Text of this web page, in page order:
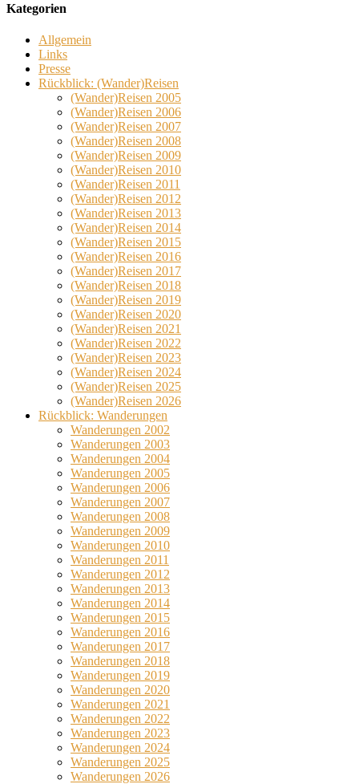
Kategorien
Allgemein
Links
Presse
Rückblick: (Wander)Reisen
(Wander)Reisen 2005
(Wander)Reisen 2006
(Wander)Reisen 2007
(Wander)Reisen 2008
(Wander)Reisen 2009
(Wander)Reisen 2010
(Wander)Reisen 2011
(Wander)Reisen 2012
(Wander)Reisen 2013
(Wander)Reisen 2014
(Wander)Reisen 2015
(Wander)Reisen 2016
(Wander)Reisen 2017
(Wander)Reisen 2018
(Wander)Reisen 2019
(Wander)Reisen 2020
(Wander)Reisen 2021
(Wander)Reisen 2022
(Wander)Reisen 2023
(Wander)Reisen 2024
(Wander)Reisen 2025
(Wander)Reisen 2026
Rückblick: Wanderungen
Wanderungen 2002
Wanderungen 2003
Wanderungen 2004
Wanderungen 2005
Wanderungen 2006
Wanderungen 2007
Wanderungen 2008
Wanderungen 2009
Wanderungen 2010
Wanderungen 2011
Wanderungen 2012
Wanderungen 2013
Wanderungen 2014
Wanderungen 2015
Wanderungen 2016
Wanderungen 2017
Wanderungen 2018
Wanderungen 2019
Wanderungen 2020
Wanderungen 2021
Wanderungen 2022
Wanderungen 2023
Wanderungen 2024
Wanderungen 2025
Wanderungen 2026